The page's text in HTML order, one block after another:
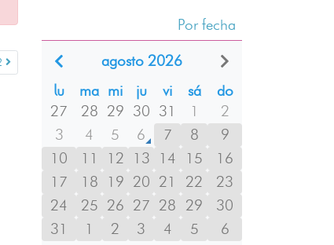
Por fecha
agosto 2026
lu
ma mi ju vi sá
do
27
28 29 30 31 1
2
3
4 5 6 7 8
9
10
11 12 13 14 15
16
17
18 19 20 21 22
23
24
25 26 27 28 29
30
31
1 2 3 4 5 6